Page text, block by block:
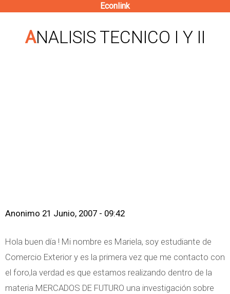
contenido
Econlink
ANALISIS TECNICO I Y II
Anonimo 21 Junio, 2007 - 09:42
Hola buen día ! Mi nombre es Mariela, soy estudiante de
Comercio Exterior y es la primera vez que me contacto con
el foro,la verdad es que estamos realizando dentro de la
materia MERCADOS DE FUTURO una investigación sobre